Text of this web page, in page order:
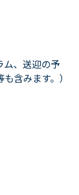
ム、送迎の予
含みます。）